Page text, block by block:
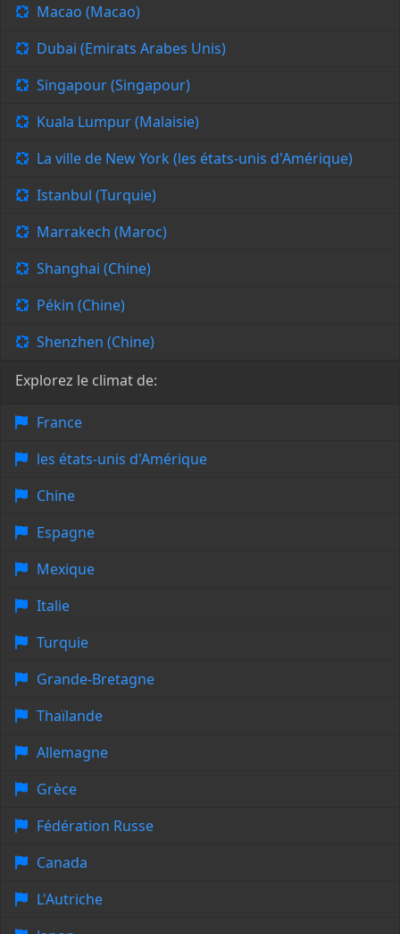
Macao (Macao)
Dubai (Emirats Arabes Unis)
Singapour (Singapour)
Kuala Lumpur (Malaisie)
La ville de New York (les états-unis d'Amérique)
Istanbul (Turquie)
Marrakech (Maroc)
Shanghai (Chine)
Pékin (Chine)
Shenzhen (Chine)
Explorez le climat de:
France
les états-unis d'Amérique
Chine
Espagne
Mexique
Italie
Turquie
Grande-Bretagne
Thaïlande
Allemagne
Grèce
Fédération Russe
Canada
L'Autriche